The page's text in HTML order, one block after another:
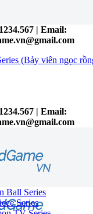
| Email:
(Bảy viên ngọc
| Email:
Ball Series
Series